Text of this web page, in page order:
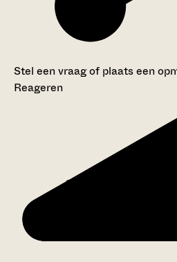
Stel een vraag of plaats een
Reageren